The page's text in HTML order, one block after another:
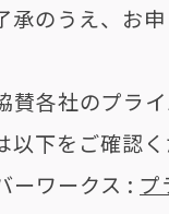
承のうえ、お
賛各社のプラ
以下をご確認く
ーワークス : プ